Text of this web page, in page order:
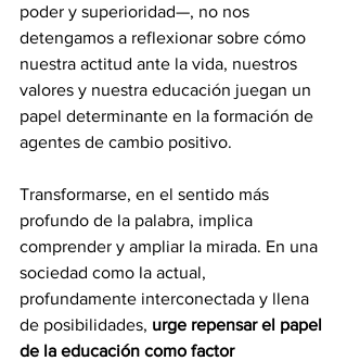
poder y superioridad—, no nos
detengamos a reflexionar sobre cómo
nuestra actitud ante la vida, nuestros
valores y nuestra educación juegan un
papel determinante en la formación de
agentes de cambio positivo.
Transformarse, en el sentido más
profundo de la palabra, implica
comprender y ampliar la mirada. En una
sociedad como la actual,
profundamente interconectada y llena
de posibilidades, urge repensar el papel
de la educación como factor